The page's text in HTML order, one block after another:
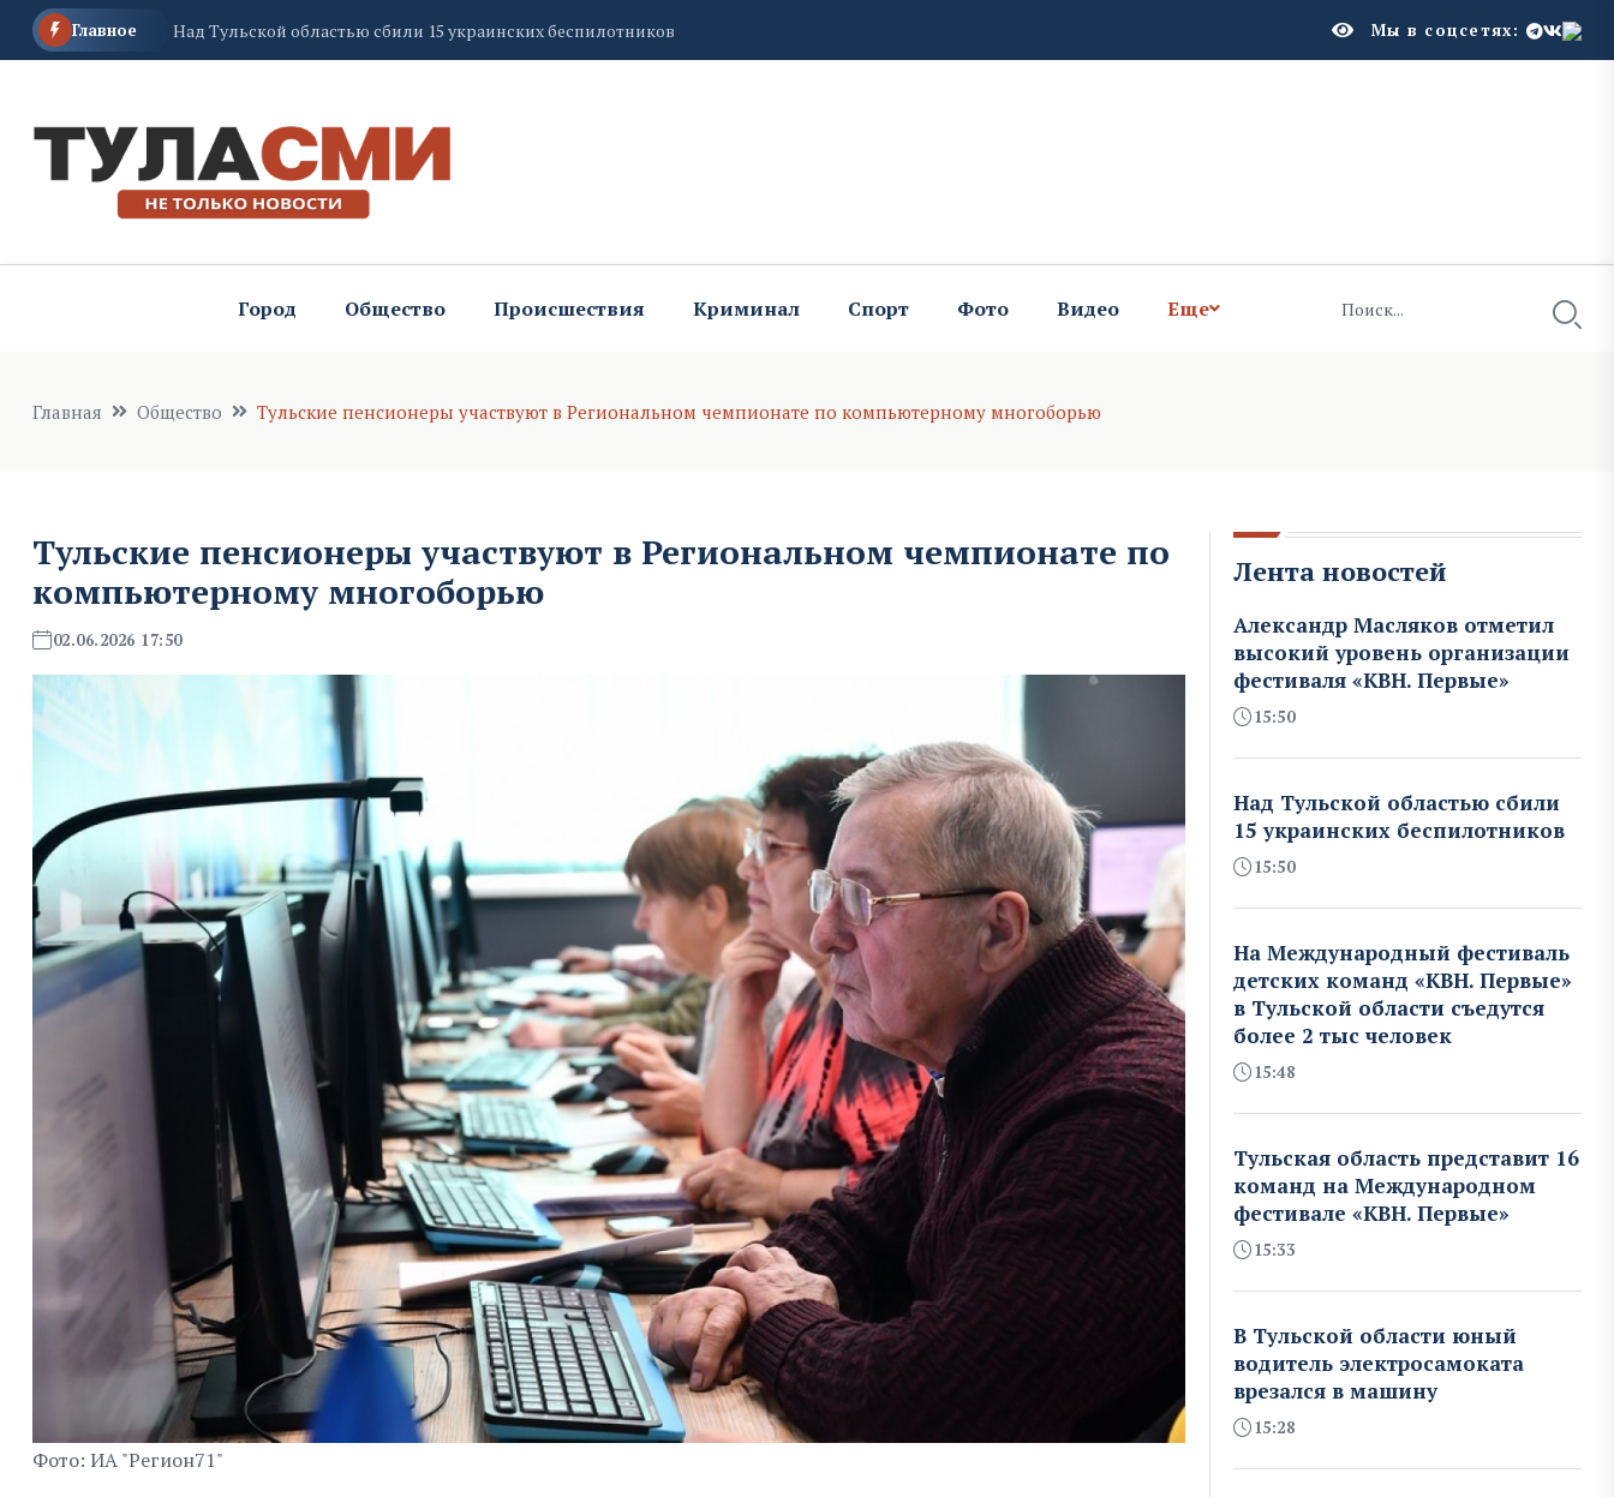
Главное
тыс человек
Мы в соцсетях:
Город Общество Происшествия Криминал Спорт Фото Видео Еще
Главная Общество Тульские пенсионеры участвуют в Региональном чемпионате по компьютерному многоборью
Тульские пенсионеры участвуют в Региональном чемпионате по
компьютерному многоборью
02.06.2026 17:50
Фото: ИА "Регион71"
Лента новостей
Александр Масляков отметил
высокий уровень организации
фестиваля «КВН. Первые»
15:50
Над Тульской областью сбили
15 украинских беспилотников
15:50
На Международный фестиваль
детских команд «КВН. Первые»
в Тульской области съедутся
более 2 тыс человек
15:48
Тульская область представит 16
команд на Международном
фестивале «КВН. Первые»
15:33
В Тульской области юный
водитель электросамоката
врезался в машину
15:28